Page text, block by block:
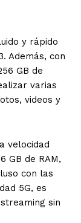
y rápido
Además, con
GB de
varias
videos y
velocidad
GB de RAM,
con las
5G, es
sin